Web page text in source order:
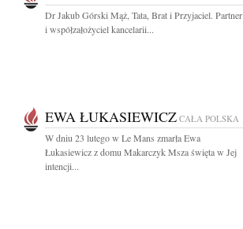
Dr Jakub Górski Mąż, Tata, Brat i Przyjaciel. Partner
i współzałożyciel kancelarii...
EWA ŁUKASIEWICZ CAŁA POLSKA
W dniu 23 lutego w Le Mans zmarła Ewa
Łukasiewicz z domu Makarczyk Msza święta w Jej
intencji...